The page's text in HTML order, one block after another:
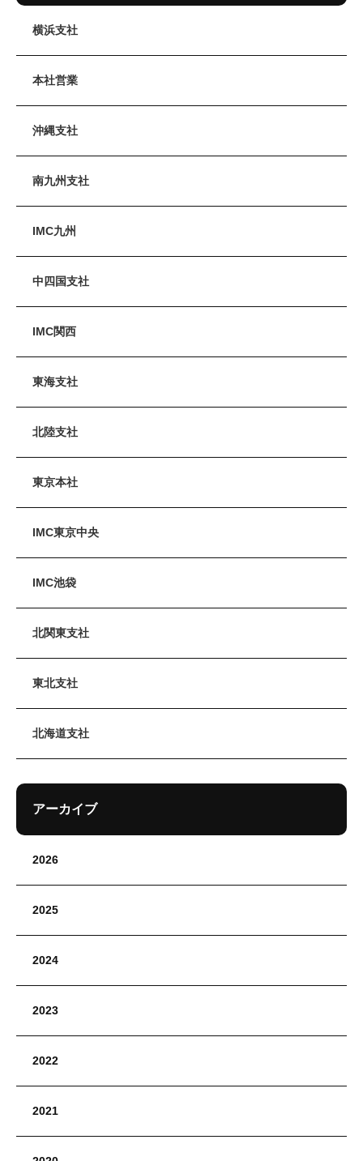
横浜支社
本社営業
沖縄支社
南九州支社
IMC九州
中四国支社
IMC関西
東海支社
北陸支社
東京本社
IMC東京中央
IMC池袋
北関東支社
東北支社
北海道支社
アーカイブ
2026
2025
2024
2023
2022
2021